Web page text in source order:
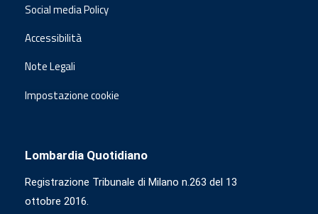
Social media Policy
Accessibilità
Note Legali
Impostazione cookie
Lombardia Quotidiano
Registrazione Tribunale di Milano n.263 del 13
ottobre 2016.